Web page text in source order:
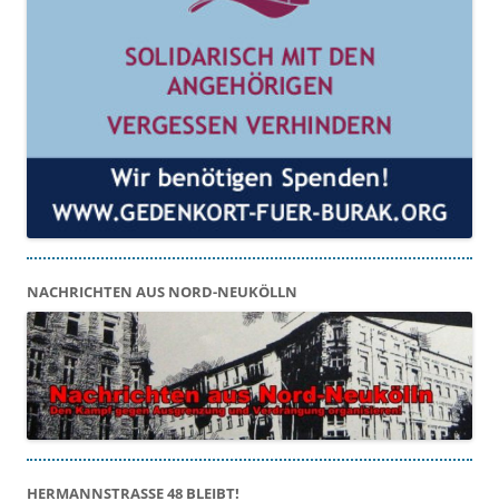
NACHRICHTEN AUS NORD-NEUKÖLLN
HERMANNSTRASSE 48 BLEIBT!